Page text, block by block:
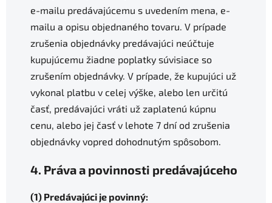
e-mailu predávajúcemu s uvedením mena, e-
mailu a opisu objednaného tovaru. V prípade
zrušenia objednávky predávajúci neúčtuje
kupujúcemu žiadne poplatky súvisiace so
zrušením objednávky. V prípade, že kupujúci už
vykonal platbu v celej výške, alebo len určitú
časť, predávajúci vráti už zaplatenú kúpnu
cenu, alebo jej časť v lehote 7 dní od zrušenia
objednávky vopred dohodnutým spôsobom.
4. Práva a povinnosti predávajúceho
(1) Predávajúci je povinný: